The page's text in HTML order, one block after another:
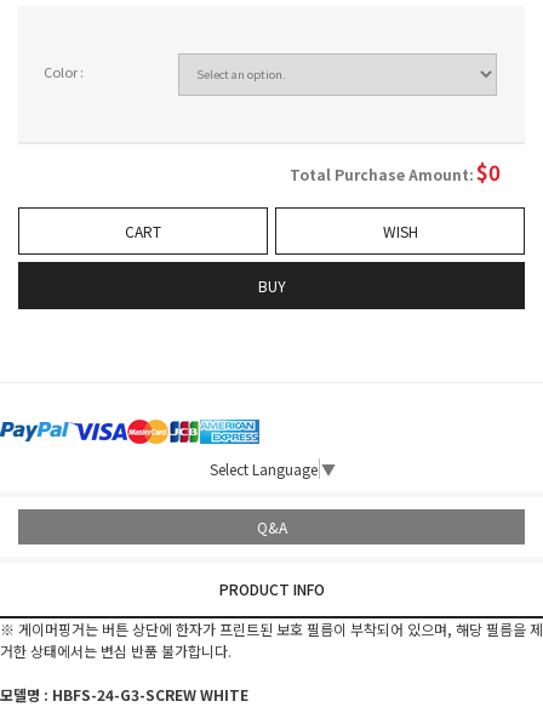
Color :
Total Purchase Amount:$0
CART WISH
BUY
Select Language ▼
Q&A
PRODUCT INFO
※ 게이머핑거는 버튼 상단에 한자가 프린트된 보호 필름이 부착되어 있으며, 해당 필름을 제
거한 상태에서는 변심 반품 불가합니다.
모델명 : HBFS-24-G3-SCREW WHITE